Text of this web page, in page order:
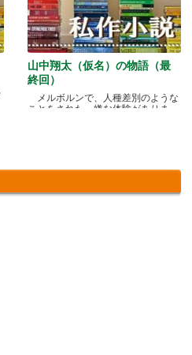
山中翔太（仮名）の物語（最
終回）
メルボルンで、人種差別のような
ことをされた、嫌な体験がありま